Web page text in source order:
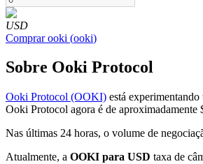
Futuros COIN-M
Futuros de criptomoeda
USD
Comprar ooki (ooki)
Sobre Ooki Protocol
Ooki Protocol (OOKI) está experimentando
Ooki Protocol agora é de
Nas últimas 24 horas, o volume de
Atualmente, a OOKI para USD taxa de